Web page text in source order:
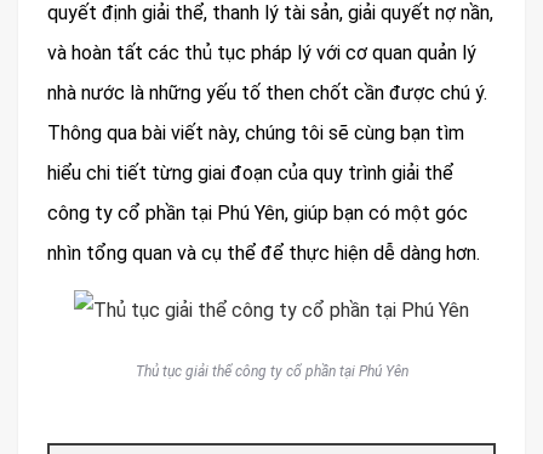
quyết định giải thể, thanh lý tài sản, giải quyết nợ nần,
và hoàn tất các thủ tục pháp lý với cơ quan quản lý
nhà nước là những yếu tố then chốt cần được chú ý.
Thông qua bài viết này, chúng tôi sẽ cùng bạn tìm
hiểu chi tiết từng giai đoạn của quy trình giải thể
công ty cổ phần tại Phú Yên, giúp bạn có một góc
nhìn tổng quan và cụ thể để thực hiện dễ dàng hơn.
Thủ tục giải thể công ty cổ phần tại Phú Yên